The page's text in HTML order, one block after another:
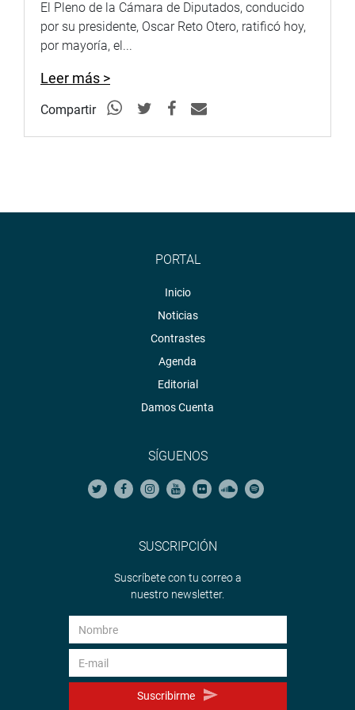
<https://twitter.com/congresoperu>
Youtube:http://www.youtube.com/congresoperu
<http://www.youtube.com/congresoperu>
https://soundcloud.com/radiocongreso
<https://soundcloud.com/radiocongreso>
El Pleno de la Cámara de Diputados, conducido
por su presidente, Oscar Reto Otero, ratificó hoy,
por mayoría, el...
Leer más >
Compartir
PORTAL
Inicio
Noticias
Contrastes
Agenda
Editorial
Damos Cuenta
SÍGUENOS
SUSCRIPCIÓN
Suscríbete con tu correo a
nuestro newsletter.
Suscribirme